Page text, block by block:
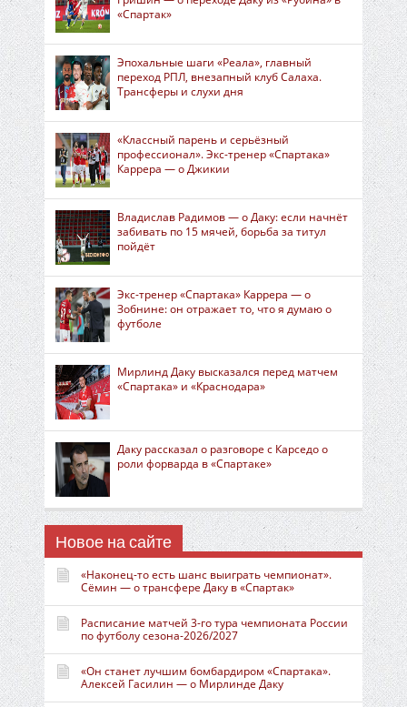
«Спартак»
Эпохальные шаги «Реала», главный
переход РПЛ, внезапный клуб Салаха.
Трансферы и слухи дня
«Классный парень и серьёзный
профессионал». Экс-тренер «Спартака»
Каррера — о Джикии
Владислав Радимов — о Даку: если начнёт
забивать по 15 мячей, борьба за титул
пойдёт
Экс-тренер «Спартака» Каррера — о
Зобнине: он отражает то, что я думаю о
футболе
Мирлинд Даку высказался перед матчем
«Спартака» и «Краснодара»
Даку рассказал о разговоре с Карседо о
роли форварда в «Спартаке»
Новое на сайте
«Наконец-то есть шанс выиграть чемпионат».
Сёмин — о трансфере Даку в «Спартак»
Расписание матчей 3-го тура чемпионата России
по футболу сезона-2026/2027
«Он станет лучшим бомбардиром «Спартака».
Алексей Гасилин — о Мирлинде Даку